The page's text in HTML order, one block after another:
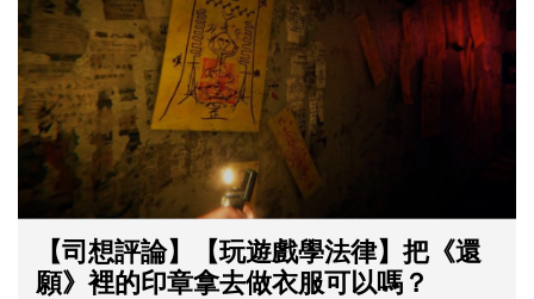
法院願意再次降保呢？
【司想評論】【玩遊戲學法律】把《還
願》裡的印章拿去做衣服可以嗎？